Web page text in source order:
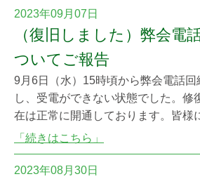
できませんので、なるべく休業前に
さい。 キャリアコンサルタント試
0476-33-60
2023年09月07日
（復旧しました）弊会電
ついてご報告
9月6日（水）15時頃から弊会電話回
し、受電ができない状態でした。修
在は正常に開通しております。皆様
しましたことを深くお詫び申し上げ
た。
「続きはこちら」
2023年08月30日